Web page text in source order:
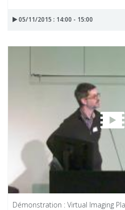
05/11/2015 : 14:00 - 15:00
Démonstration : Virtual Imaging